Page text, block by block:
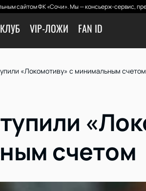
сайтом ФК «Сочи». Мы — консьерж-сервис,
КЛУБ VIP-ЛОЖИ FAN ID
«Локомотиву» с минимальным счетом
счетом